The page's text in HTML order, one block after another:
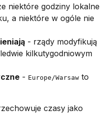
niektóre godziny lokalne
a niektóre w ogóle nie
- rządy modyfikują
kilkutygodniowym
- Europe/Warsaw to
czasy jako